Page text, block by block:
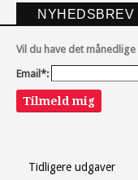
NYHEDSBREV
Vil du have det
Email*:
Tilmeld mig
Tidligere udgaver